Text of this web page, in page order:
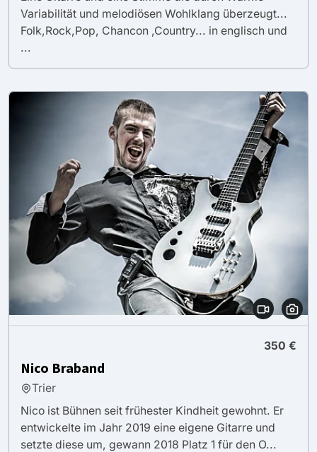
Variabilität und melodiösen Wohlklang überzeugt...
Folk,Rock,Pop, Chancon ,Country... in englisch und
...
350 €
Nico Braband
Trier
Nico ist Bühnen seit frühester Kindheit gewohnt. Er
entwickelte im Jahr 2019 eine eigene Gitarre und
setzte diese um, gewann 2018 Platz 1 für den O...